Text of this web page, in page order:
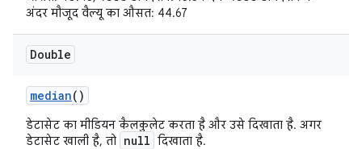
अंदर मौजूद वैल्यू का औसत: 44.67
Double
median()
डेटासेट का मीडियन कैलकुलेट करता है और उसे दिखाता है. अगर
डेटासेट खाली है, तो null दिखाता है.